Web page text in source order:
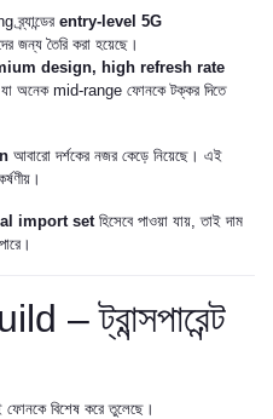
entry-level 5G
জন্য তৈরি করা হয়েছে।
design, high refresh rate
, যা অনেক mid-range ফোনকে টক্কর দিতে
আবারো দর্শকের নজর কেড়ে নিয়েছে। এই
import set হিসেবে পাওয়া যায়, তাই দাম
ট্রান্সপারেন্ট
বিশেষ করে তুলেছে।